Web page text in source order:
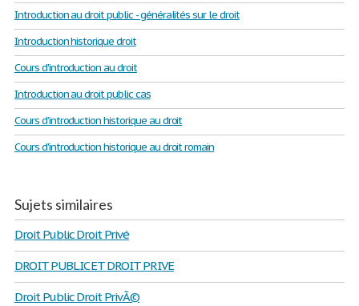
Introduction au droit public - généralités sur le droit
Introduction historique droit
Cours d'introduction au droit
Introduction au droit public cas
Cours d’introduction historique au droit
Cours d'introduction historique au droit romain
Sujets similaires
Droit Public Droit Privé
DROIT PUBLIC ET DROIT PRIVE
Droit Public Droit PrivÃ©